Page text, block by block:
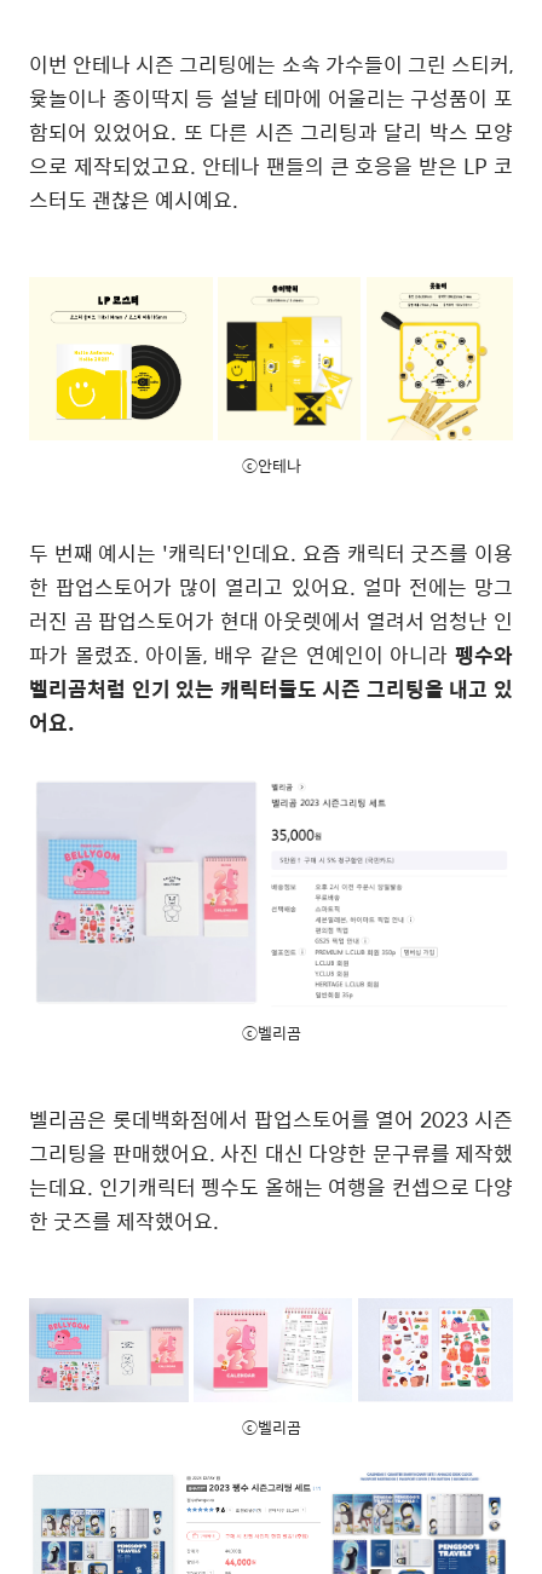
이번 안테나 시즌 그리팅에는 소속 가수들이 그린 스티커,
윷놀이나 종이딱지 등 설날 테마에 어울리는 구성품이 포
함되어 있었어요. 또 다른 시즌 그리팅과 달리 박스 모양
으로 제작되었고요. 안테나 팬들의 큰 호응을 받은 LP 코
스터도 괜찮은 예시예요.
ⓒ안테나
두 번째 예시는 '캐릭터'인데요. 요즘 캐릭터 굿즈를 이용
한 팝업스토어가 많이 열리고 있어요. 얼마 전에는 망그
러진 곰 팝업스토어가 현대 아웃렛에서 열려서 엄청난 인
파가 몰렸죠. 아이돌, 배우 같은 연예인이 아니라 펭수와
벨리곰처럼 인기 있는 캐릭터들도 시즌 그리팅을 내고 있
어요.
ⓒ벨리곰
벨리곰은 롯데백화점에서 팝업스토어를 열어 2023 시즌
그리팅을 판매했어요. 사진 대신 다양한 문구류를 제작했
는데요. 인기캐릭터 펭수도 올해는 여행을 컨셉으로 다양
한 굿즈를 제작했어요.
ⓒ벨리곰